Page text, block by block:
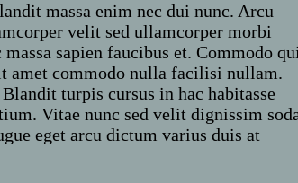
massa enim nec dui nunc. Arcu
velit sed ullamcorper morbi
sapien faucibus et. Commodo
amet commodo nulla facilisi nullam.
turpis cursus in hac habitasse
Vitae nunc sed velit dignissim
eget arcu dictum varius duis at